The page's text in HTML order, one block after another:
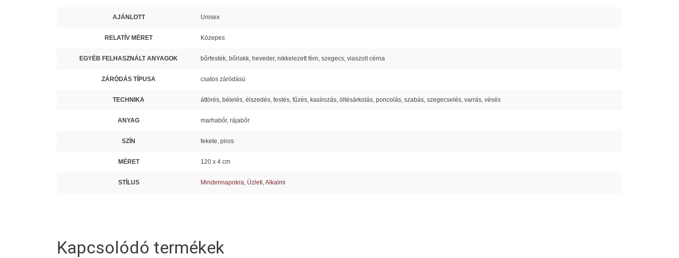
AJÁNLOTT Unisex
RELATÍV MÉRET Közepes
EGYÉB FELHASZNÁLT ANYAGOK bőrfesték, bőrlakk, heveder, nikkelezett fém, szegecs, viaszolt cérna
ZÁRÓDÁS TÍPUSA csatos záródású
TECHNIKA áttörés, bélelés, élszedés, festés, fűzés, kasírozás, öltésárkolás, poncolás, szabás, szegecselés, varrás, vésés
ANYAG marhabőr, rájabőr
SZÍN fekete, piros
MÉRET 120 x 4 cm
STÍLUS Mindennapokra, Üzleti,Alkalmi
Kapcsolódó termékek